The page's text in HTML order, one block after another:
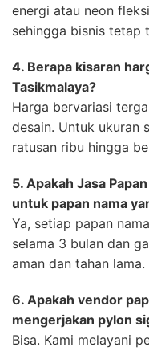
energi atau neon
sehingga bisnis tetap
4. Berapa kisaran
Tasikmalaya?
Harga bervariasi
desain. Untuk ukuran
ratusan ribu hingga
5. Apakah Jasa
untuk papan nama
Ya, setiap papan
selama 3 bulan dan
aman dan tahan lama.
6. Apakah vendor
mengerjakan pylon
Bisa. Kami melayani